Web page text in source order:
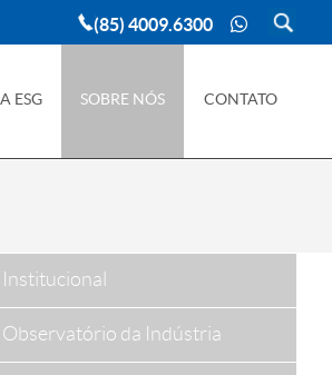
(85) 4009.6300
ESG SOBRE NÓS CONTATO
Institucional
Observatório da Indústria